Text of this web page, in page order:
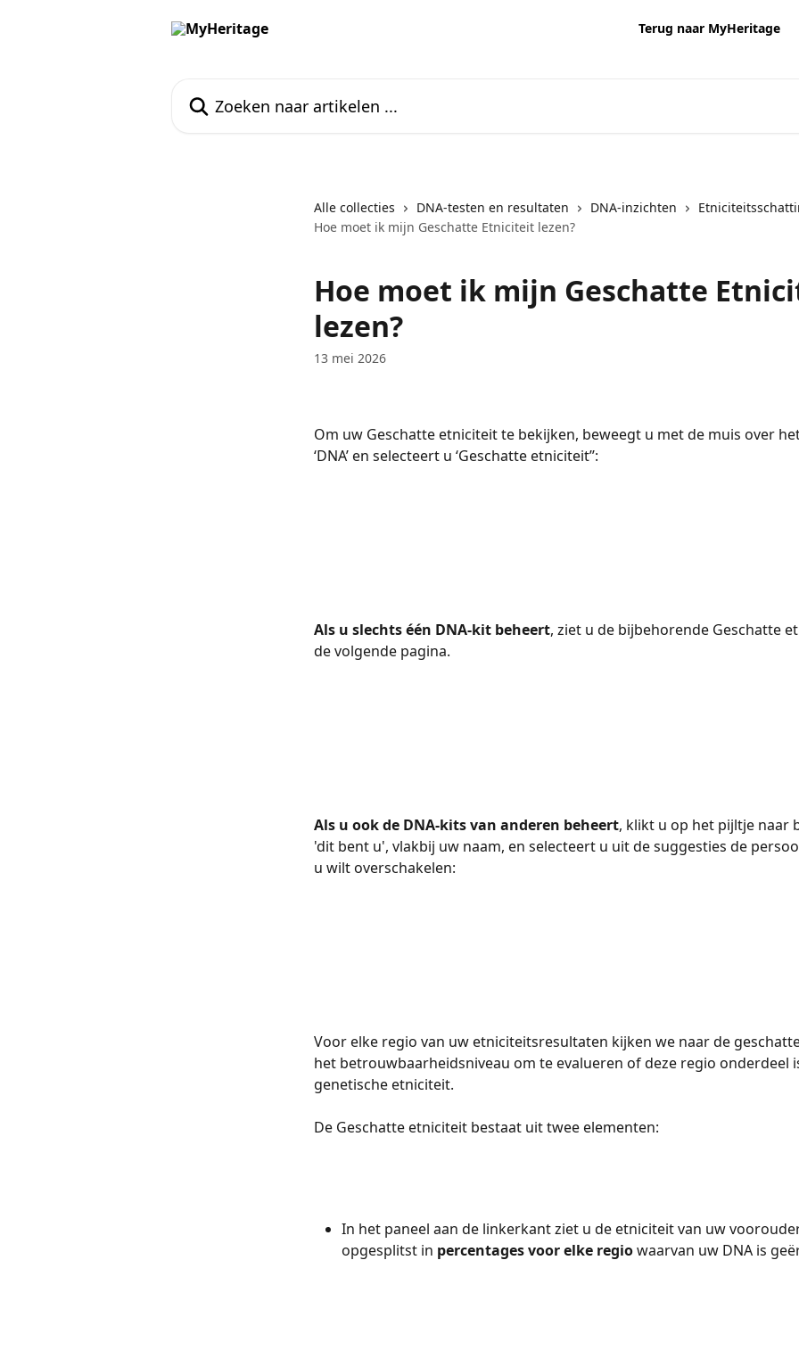
Terug naar MyHeritage
Alle collecties DNA-testen en resultaten DNA-inzichten
Hoe moet ik mijn Geschatte Etniciteit lezen?
Hoe moet ik mijn Geschatte
lezen?
13 mei 2026
Om uw Geschatte etniciteit te bekijken, beweegt u met de muis over
‘DNA’ en selecteert u ‘Geschatte etniciteit’’:
Als u slechts één DNA-kit beheert, ziet u de bijbehorende Geschatte
de volgende pagina.
Als u ook de DNA-kits van anderen beheert, klikt u op het pijltje naar
'dit bent u', vlakbij uw naam, en selecteert u uit de suggesties de
u wilt overschakelen:
Voor elke regio van uw etniciteitsresultaten kijken we naar de
het betrouwbaarheidsniveau om te evalueren of deze regio onderdeel
genetische etniciteit. ​​​​
De Geschatte etniciteit bestaat uit twee elementen:
In het paneel aan de linkerkant ziet u de etniciteit van uw
opgesplitst in percentages voor elke regio waarvan uw DNA is